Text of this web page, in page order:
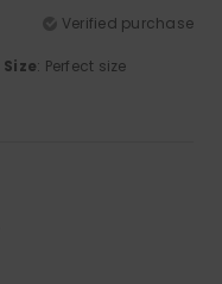
Verified purchase
Size: Perfect size